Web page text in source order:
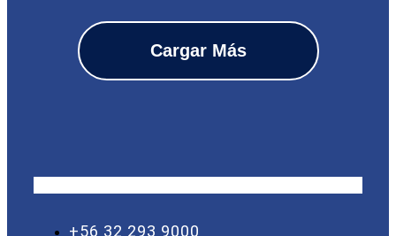
Cargar Más
+56 32 293 9000